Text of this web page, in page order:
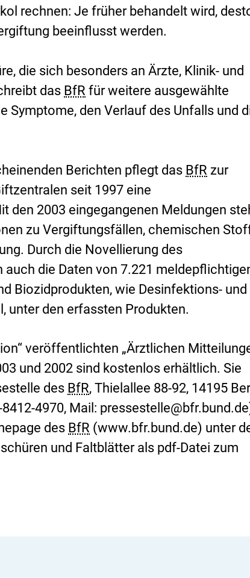
rechnen: Je früher behandelt wird,
beeinflusst werden.
die sich besonders an Ärzte, Klinik- und
das BfR für weitere ausgewählte
Symptome, den Verlauf des Unfalls und
Berichten pflegt das BfR zur
seit 1997 eine
den 2003 eingegangenen Meldungen
zu Vergiftungsfällen, chemischen
Durch die Novellierung des
die Daten von 7.221
Biozidprodukten, wie Desinfektions- und
unter den erfassten Produkten.
veröffentlichten „Ärztlichen
und 2002 sind kostenlos erhältlich. Sie
des BfR, Thielallee 88-92, 14195
4970, Mail :
des BfR (www.bfr.bund.de) unter
und Faltblätter als pdf-Datei zum